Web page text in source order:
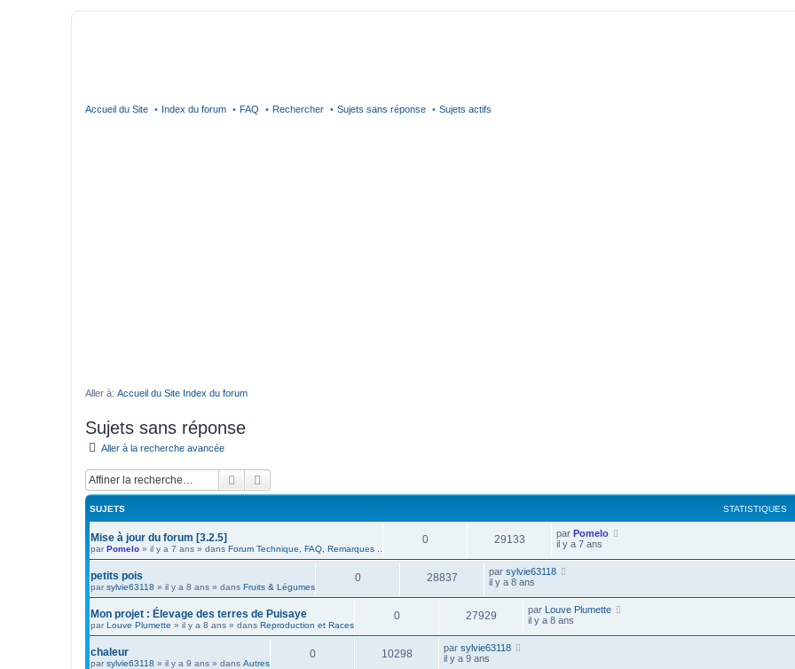
Accueil du Site Index du forum FAQ Rechercher Sujets sans réponse Sujets actifs
Aller à: Accueil du Site Index du forum
Sujets sans réponse
Aller à la recherche avancée
Rechercher
SUJETS STATISTIQUES
Mise à jour du forum [3.2.5]
par Pomelo » il y a 7 ans » dans Forum Technique, FAQ, Remarques ..
0 29133 par Pomelo
il y a 7 ans
petits pois
par sylvie63118 » il y a 8 ans » dans Fruits & Légumes
0 28837 par sylvie63118
il y a 8 ans
Mon projet : Élevage des terres de Puisaye
par Louve Plumette » il y a 8 ans » dans Reproduction et Races
0 27929 par Louve Plumette
il y a 8 ans
chaleur
par sylvie63118 » il y a 9 ans » dans Autres
0 10298 par sylvie63118
il y a 9 ans